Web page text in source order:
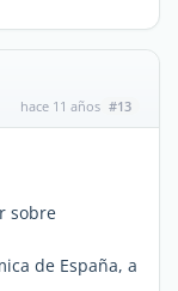
hace 11 años #13
sobre
de España, a